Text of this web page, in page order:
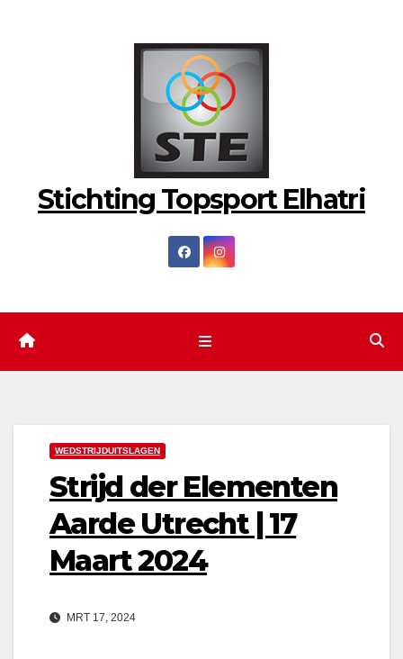
Stichting Topsport Elhatri
WEDSTRIJDUITSLAGEN
Strijd der Elementen
Aarde Utrecht | 17
Maart 2024
MRT 17, 2024